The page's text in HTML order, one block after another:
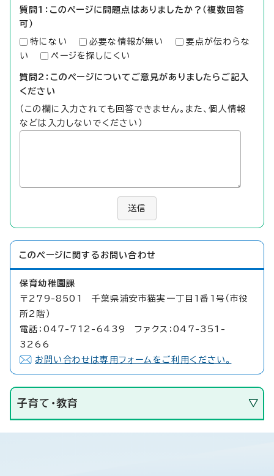
質問1：このページに問題点はありましたか？（複数回答
可）
特にない 必要な情報が無い
要点が伝わらな
い
ページを探しにくい
質問2：このページについてご意見がありましたらご記入
ください
（この欄に入力されても回答できません。また、個人情報
などは入力しないでください）
送信
このページに関する お問い合わせ
保育幼稚園課
〒279-8501 千葉県浦安市猫実一丁目1番1号（市役
所2階）
電話：047-712-6439 ファクス：047-351-
3266
お問い合わせは専用フォームをご利用ください。
子育て・教育